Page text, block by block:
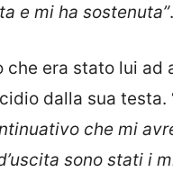
e mi ha sostenuta”.
che era stato lui ad
dalla sua testa.
che mi
sono stati i